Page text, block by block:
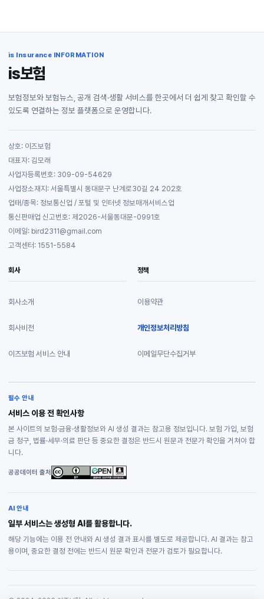
is Insurance INFORMATION
is보험
보험정보와 보험뉴스, 공개 검색·생활 서비스를 한곳에서 더 쉽게 찾고 확인할 수
있도록 연결하는 정보 플랫폼으로 운영합니다.
상호: 이즈보험
대표자: 김모래
사업자등록번호: 309-09-54629
사업장소재지: 서울특별시 동대문구 난계로30길 24 202호
업태/종목: 정보통신업 / 포털 및 인터넷 정보매개서비스업
통신판매업 신고번호: 제2026-서울동대문-0991호
이메일: bird2311@gmail.com
고객센터: 1551-5584
회사
회사소개
회사비전
이즈보험 서비스 안내
정책
이용약관
개인정보처리방침
이메일무단수집거부
필수 안내
서비스 이용 전 확인사항
본 사이트의 보험·금융·생활정보와 AI 생성 결과는 참고용 정보입니다. 보험 가입, 보험
금 청구, 법률·세무·의료 판단 등 중요한 결정은 반드시 원문과 전문가 확인을 거쳐야 합
니다.
공공데이터 출처
AI 안내
일부 서비스는 생성형 AI를 활용합니다.
해당 기능에는 이용 전 안내와 AI 생성 결과 표시를 별도로 제공합니다. AI 결과는 참고
용이며, 중요한 결정 전에는 반드시 원문 확인과 전문가 검토가 필요합니다.